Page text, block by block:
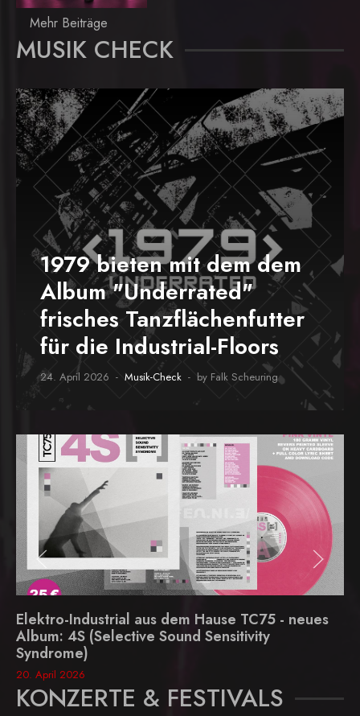
Mehr Beiträge
MUSIK CHECK
1979 bieten mit dem dem
Album "Underrated"
frisches Tanzflächenfutter
für die Industrial-Floors
24. April 2026 Musik-Check by Falk Scheuring
Elektro-Industrial aus dem Hause TC75 - neues
Album: 4S (Selective Sound Sensitivity
Syndrome)
20. April 2026
KONZERTE & FESTIVALS